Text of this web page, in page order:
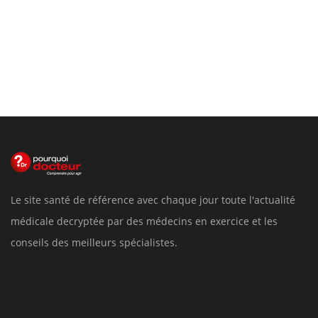
Le site santé de référence avec chaque jour toute l'actualité
médicale decryptée par des médecins en exercice et les
conseils des meilleurs spécialistes.